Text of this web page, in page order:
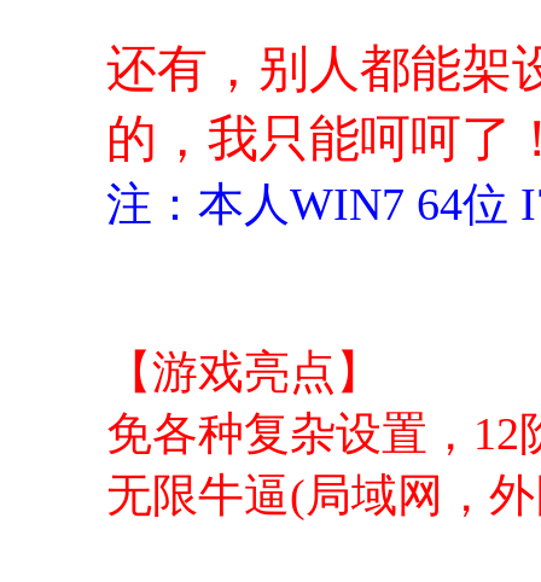
还有，别人都能架
的，我只能呵呵了
注：本人WIN7 64位
【游戏亮点】
免各种复杂设置，
无限牛逼(局域网，